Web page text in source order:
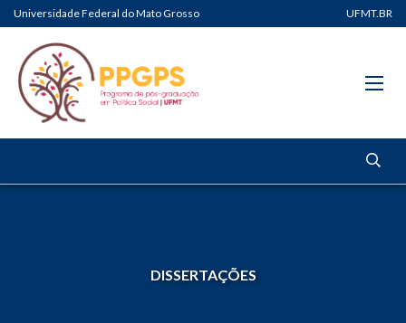
Universidade Federal do Mato Grosso UFMT.BR
DISSERTAÇÕES